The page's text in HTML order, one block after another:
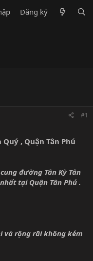
Đăng ký
#1
, Quận Tân Phú
đường Tân Kỳ Tân
tại Quận Tân Phú .
và rộng rãi không kém